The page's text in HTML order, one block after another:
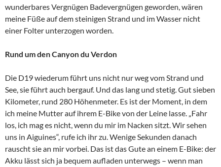
wunderbares Vergnügen Badevergnügen geworden, wären
meine Füße auf dem steinigen Strand und im Wasser nicht
einer Folter unterzogen worden.
Rund um den Canyon du Verdon
Die D19 wiederum führt uns nicht nur weg vom Strand und
See, sie führt auch bergauf. Und das lang und stetig. Gut sieben
Kilometer, rund 280 Höhenmeter. Es ist der Moment, in dem
ich meine Mutter auf ihrem E-Bike von der Leine lasse. „Fahr
los, ich mag es nicht, wenn du mir im Nacken sitzt. Wir sehen
uns in Aiguines“, rufe ich ihr zu. Wenige Sekunden danach
rauscht sie an mir vorbei. Das ist das Gute an einem E-Bike: der
Akku lässt sich ja bequem aufladen unterwegs – wenn man